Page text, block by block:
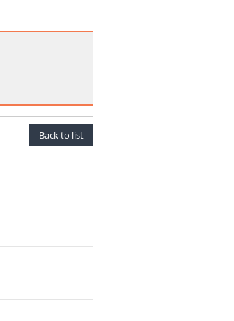
Back to list